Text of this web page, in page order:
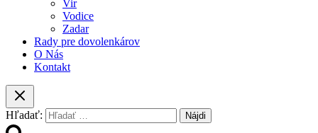
Vir
Vodice
Zadar
Rady pre dovolenkárov
O Nás
Kontakt
Hľadať: